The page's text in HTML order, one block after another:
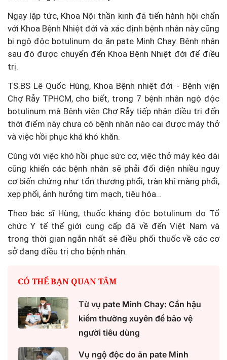
Ngay lập tức, Khoa Nội thần kinh đã tiến hành hội chẩn
với Khoa Bệnh Nhiệt đới và xác định bệnh nhân này cũng
bị ngộ độc botulinum do ăn pate Minh Chay. Bệnh nhân
sau đó được chuyển đến Khoa Bệnh Nhiệt đới để điều
trị.
TS.BS Lê Quốc Hùng, Khoa Bệnh nhiệt đới - Bệnh viện
Chợ Rẫy TPHCM, cho biết, trong 7 bệnh nhân ngộ độc
botulinum mà Bệnh viện Chợ Rẫy tiếp nhận điều trị đến
thời điểm này chưa có bệnh nhân nào cai được máy thở
và việc hồi phục khá khó khăn.
Cùng với việc khó hồi phục sức cơ, việc thở máy kéo dài
cũng khiến các bệnh nhân sẽ phải đối diện nhiều nguy
cơ biến chứng như tổn thương phổi, tràn khí màng phổi,
xẹp phổi, ảnh hưởng tim mạch, tiêu hóa…
Theo bác sĩ Hùng, thuốc kháng độc botulinum do Tổ
chức Y tế thế giới cung cấp đã về đến Việt Nam và
trong thời gian ngắn nhất sẽ điều phối thuốc về các cơ
sở đang điều trị cho bệnh nhân.
CÓ THỂ BẠN QUAN TÂM
Từ vụ pate Minh Chay: Cần hậu
kiểm thường xuyên để bảo vệ
người tiêu dùng
Vụ ngộ độc do ăn pate Minh